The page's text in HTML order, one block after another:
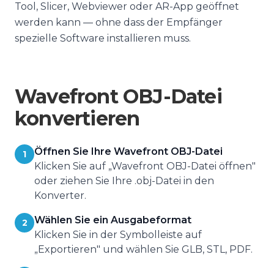
Tool, Slicer, Webviewer oder AR-App geöffnet
werden kann — ohne dass der Empfänger
spezielle Software installieren muss.
Wavefront OBJ-Datei
konvertieren
1
Öffnen Sie Ihre Wavefront OBJ-Datei
Klicken Sie auf „Wavefront OBJ-Datei öffnen"
oder ziehen Sie Ihre .obj-Datei in den
Konverter.
2
Wählen Sie ein Ausgabeformat
Klicken Sie in der Symbolleiste auf
„Exportieren" und wählen Sie GLB, STL, PDF.